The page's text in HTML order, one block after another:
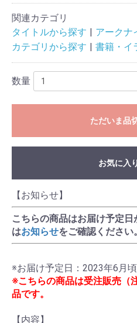
関連カテゴリ
タイトルから探す
アークナ
カテゴリから探す
書籍・イ
数量
ただいま品
お気に入
【お知らせ】
こちらの商品はお届け予定
はお知らせをご確認ください。
※こちらの商品は受注販売（
品です。
【内容】